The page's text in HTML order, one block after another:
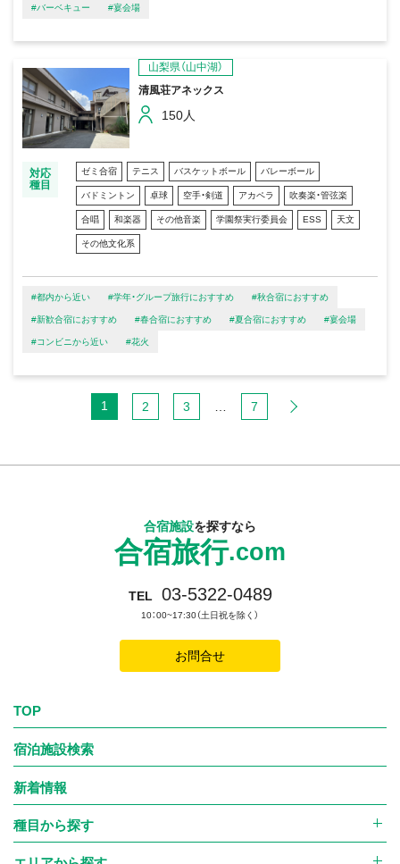
#バーベキュー #宴会場
山梨県（山中湖）
清風荘アネックス
150人
対応
種目
ゼミ合宿 テニス バスケットボール バレーボール
バドミントン 卓球 空手・剣道 アカペラ 吹奏楽・管弦楽
合唱 和楽器 その他音楽 学園祭実行委員会 ESS 天文
その他文化系
#都内から近い #学年・グループ旅行におすすめ #秋合宿におすすめ
#新歓合宿におすすめ #春合宿におすすめ #夏合宿におすすめ #宴会場
#コンビニから近い #花火
1 2 3 … 7
合宿施設を探すなら
合宿旅行.com
TEL 03-5322-0489
10：00~17:30（土日祝を除く）
お問合せ
TOP
宿泊施設検索
新着情報
種目から探す